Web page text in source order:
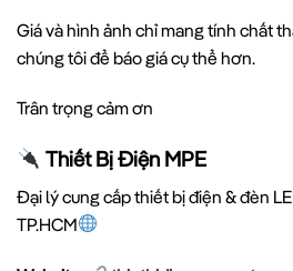
Giá và hình ảnh chỉ mang tính chất
chúng tôi để báo giá cụ thể hơn.
Trân trọng cảm ơn
Thiết Bị Điện MPE
Đại lý cung cấp thiết bị điện & đèn
TP.HCM